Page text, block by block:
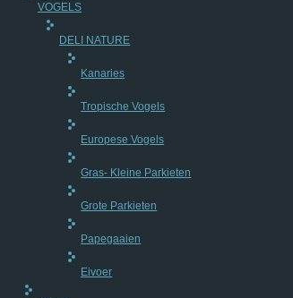
VOGELS
DELI NATURE
Kanaries
Tropische Vogels
Europese Vogels
Gras- Kleine Parkieten
Grote Parkieten
Papegaaien
Eivoer